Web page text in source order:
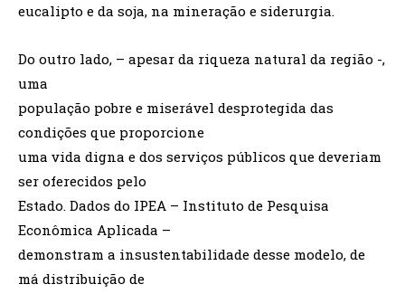
eucalipto e da soja, na mineração e siderurgia.
Do outro lado, – apesar da riqueza natural da região -,
uma
população pobre e miserável desprotegida das
condições que proporcione
uma vida digna e dos serviços públicos que deveriam
ser oferecidos pelo
Estado. Dados do IPEA – Instituto de Pesquisa
Econômica Aplicada –
demonstram a insustentabilidade desse modelo, de
má distribuição de